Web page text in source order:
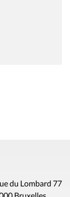
du Lombard 77